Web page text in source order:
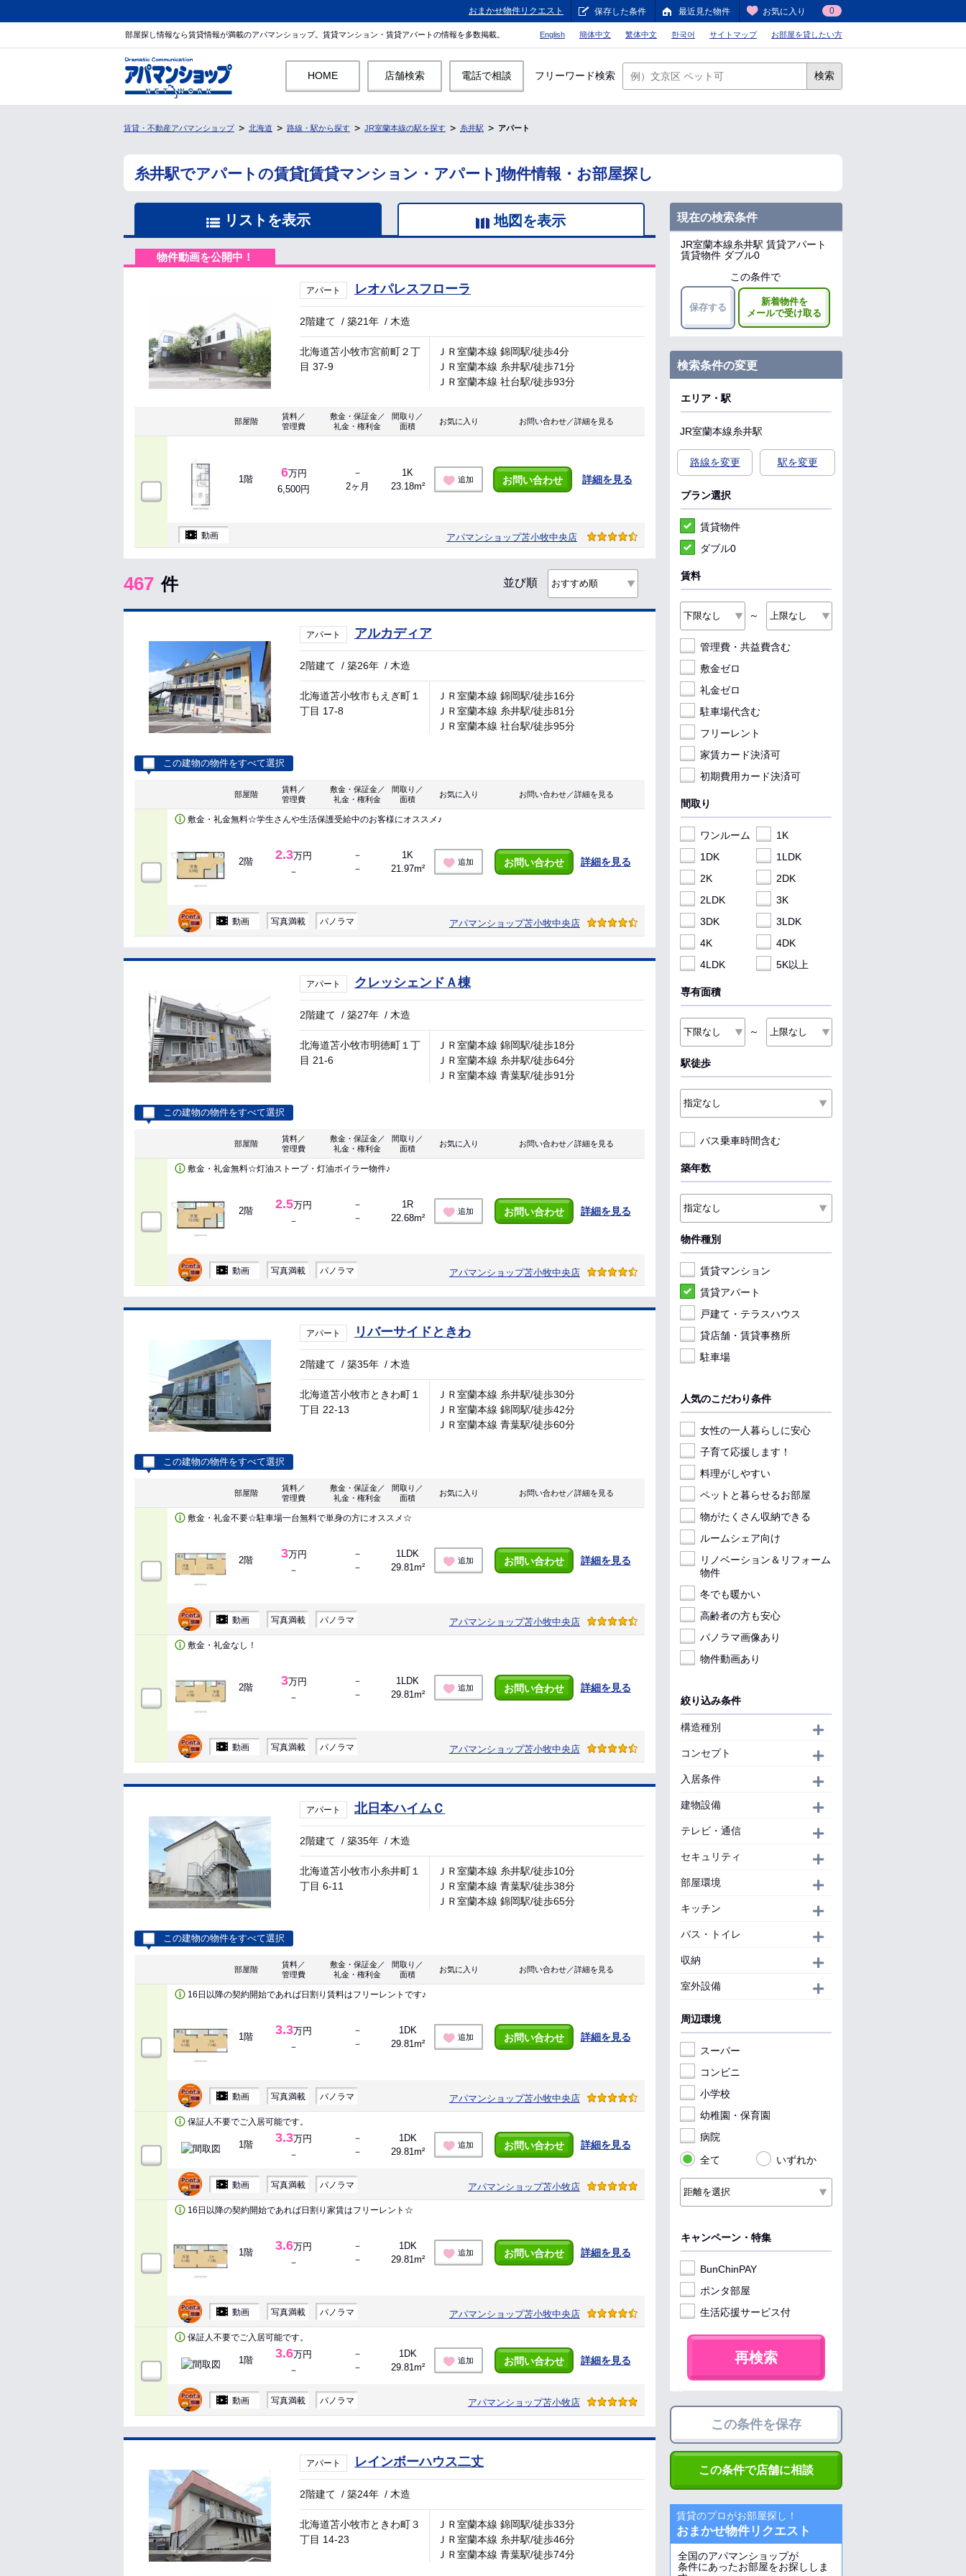
おまかせ物件リクエスト 保存した条件 最近見た物件 お気に入り 0
部屋探し情報なら賃貸情報が満載のアパマンショップ。賃貸マンション・賃貸アパートの情報を多数掲載。 English 簡体中文 繁体中文 한국어 サイトマップ お部屋を貸したい方
HOME 店舗検索 電話で相談 フリーワード検索 検索
賃貸・不動産アパマンショップ 北海道 路線・駅から探す JR室蘭本線の駅を探す 糸井駅 アパート
糸井駅でアパートの賃貸[賃貸マンション・アパート]物件情報・お部屋探し
リストを表示 地図を表示
物件動画を公開中！
アパート レオパレスフローラ
2階建て /築21年 / 木造
北海道苫小牧市宮前町２丁
目 37-9
ＪＲ室蘭本線 錦岡駅/徒歩4分
ＪＲ室蘭本線 糸井駅/徒歩71分
ＪＲ室蘭本線 社台駅/徒歩93分
部屋階
賃料／
管理費
敷金・保証金／
礼金・権利金
間取り／
面積
お気に入り お問い合わせ／詳細を見る
1階 6万円
6,500円
－
2ヶ月
1K
23.18m²
追加 お問い合わせ 詳細を見る
動画 アパマンショップ苫小牧中央店
467 件 並び順
アパート アルカディア
2階建て /築26年 / 木造
北海道苫小牧市もえぎ町１
丁目 17-8
ＪＲ室蘭本線 錦岡駅/徒歩16分
ＪＲ室蘭本線 糸井駅/徒歩81分
ＪＲ室蘭本線 社台駅/徒歩95分
この建物の物件をすべて選択
部屋階
賃料／
管理費
敷金・保証金／
礼金・権利金
間取り／
面積
お気に入り お問い合わせ／詳細を見る
敷金・礼金無料☆学生さんや生活保護受給中のお客様にオススメ♪
2階 2.3万円
－
－
－
1K
21.97m²
追加 お問い合わせ 詳細を見る
動画 写真満載 パノラマ アパマンショップ苫小牧中央店
アパート クレッシェンドＡ棟
2階建て /築27年 / 木造
北海道苫小牧市明徳町１丁
目 21-6
ＪＲ室蘭本線 錦岡駅/徒歩18分
ＪＲ室蘭本線 糸井駅/徒歩64分
ＪＲ室蘭本線 青葉駅/徒歩91分
この建物の物件をすべて選択
部屋階
賃料／
管理費
敷金・保証金／
礼金・権利金
間取り／
面積
お気に入り お問い合わせ／詳細を見る
敷金・礼金無料☆灯油ストーブ・灯油ボイラー物件♪
2階 2.5万円
－
－
－
1R
22.68m²
追加 お問い合わせ 詳細を見る
動画 写真満載 パノラマ アパマンショップ苫小牧中央店
アパート リバーサイドときわ
2階建て /築35年 / 木造
北海道苫小牧市ときわ町１
丁目 22-13
ＪＲ室蘭本線 糸井駅/徒歩30分
ＪＲ室蘭本線 錦岡駅/徒歩42分
ＪＲ室蘭本線 青葉駅/徒歩60分
この建物の物件をすべて選択
部屋階
賃料／
管理費
敷金・保証金／
礼金・権利金
間取り／
面積
お気に入り お問い合わせ／詳細を見る
敷金・礼金不要☆駐車場一台無料で単身の方にオススメ☆
2階 3万円
－
－
－
1LDK
29.81m²
追加 お問い合わせ 詳細を見る
動画 写真満載 パノラマ アパマンショップ苫小牧中央店
敷金・礼金なし！
2階 3万円
－
－
－
1LDK
29.81m²
追加 お問い合わせ 詳細を見る
動画 写真満載 パノラマ アパマンショップ苫小牧中央店
アパート 北日本ハイムＣ
2階建て /築35年 / 木造
北海道苫小牧市小糸井町１
丁目 6-11
ＪＲ室蘭本線 糸井駅/徒歩10分
ＪＲ室蘭本線 青葉駅/徒歩38分
ＪＲ室蘭本線 錦岡駅/徒歩65分
この建物の物件をすべて選択
部屋階
賃料／
管理費
敷金・保証金／
礼金・権利金
間取り／
面積
お気に入り お問い合わせ／詳細を見る
16日以降の契約開始であれば日割り賃料はフリーレントです♪
1階 3.3万円
－
－
－
1DK
29.81m²
追加 お問い合わせ 詳細を見る
動画 写真満載 パノラマ アパマンショップ苫小牧中央店
保証人不要でご入居可能です。
1階 3.3万円
－
－
－
1DK
29.81m²
追加 お問い合わせ 詳細を見る
動画 写真満載 パノラマ アパマンショップ苫小牧店
16日以降の契約開始であれば日割り家賃はフリーレント☆
1階 3.6万円
－
－
－
1DK
29.81m²
追加 お問い合わせ 詳細を見る
動画 写真満載 パノラマ アパマンショップ苫小牧中央店
保証人不要でご入居可能です。
1階 3.6万円
－
－
－
1DK
29.81m²
追加 お問い合わせ 詳細を見る
動画 写真満載 パノラマ アパマンショップ苫小牧店
アパート レインボーハウス二丈
2階建て /築24年 / 木造
北海道苫小牧市ときわ町３
丁目 14-23
ＪＲ室蘭本線 錦岡駅/徒歩33分
ＪＲ室蘭本線 糸井駅/徒歩46分
ＪＲ室蘭本線 青葉駅/徒歩74分
現在の検索条件
JR室蘭本線糸井駅 賃貸アパート
賃貸物件 ダブル0
この条件で
保存する
新着物件を
メールで受け取る
検索条件の変更
エリア・駅
JR室蘭本線糸井駅
路線を変更 駅を変更
プラン選択
賃貸物件
ダブル0
賃料
～
管理費・共益費含む
敷金ゼロ
礼金ゼロ
駐車場代含む
フリーレント
家賃カード決済可
初期費用カード決済可
間取り
ワンルーム
1K
1DK
1LDK
2K
2DK
2LDK
3K
3DK
3LDK
4K
4DK
4LDK
5K以上
専有面積
～
駅徒歩
バス乗車時間含む
築年数
物件種別
賃貸マンション
賃貸アパート
戸建て・テラスハウス
貸店舗・賃貸事務所
駐車場
人気のこだわり条件
女性の一人暮らしに安心
子育て応援します！
料理がしやすい
ペットと暮らせるお部屋
物がたくさん収納できる
ルームシェア向け
リノベーション＆リフォーム
物件
冬でも暖かい
高齢者の方も安心
パノラマ画像あり
物件動画あり
絞り込み条件
構造種別
コンセプト
入居条件
建物設備
テレビ・通信
セキュリティ
部屋環境
キッチン
バス・トイレ
収納
室外設備
周辺環境
スーパー
コンビニ
小学校
幼稚園・保育園
病院
全て
いずれか
キャンペーン・特集
BunChinPAY
ポンタ部屋
生活応援サービス付
再検索
この条件を保存
この条件で店舗に相談
賃貸のプロがお部屋探し！
おまかせ物件リクエスト
全国のアパマンショップが
条件にあったお部屋をお探ししま